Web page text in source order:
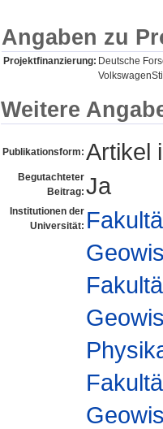
Angaben zu
Projektfinanzierung: Deutsche
Weitere
Publikationsform: Artikel
Begutachteter
Beitrag: Ja
Institutionen der
Universität: